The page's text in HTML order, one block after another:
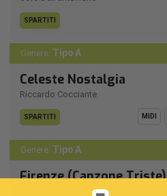
SPARTITI
Genere: Tipo A
Celeste Nostalgia
Riccardo Cocciante
SPARTITI MIDI
Genere: Tipo A
Firenze (Canzone Triste)